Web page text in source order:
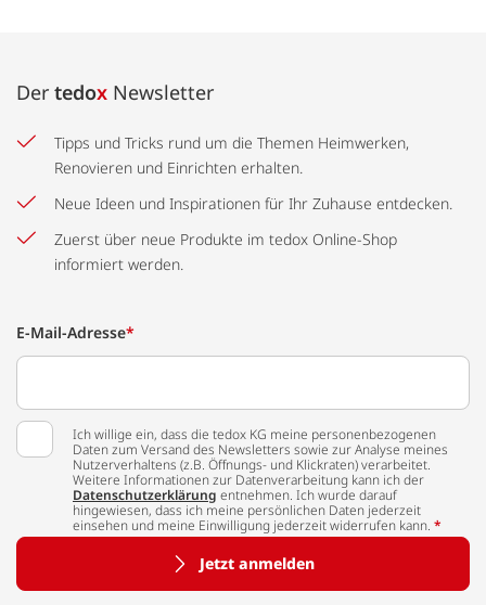
Der tedox Newsletter
Tipps und Tricks rund um die Themen Heimwerken,
Renovieren und Einrichten erhalten.
Neue Ideen und Inspirationen für Ihr Zuhause entdecken.
Zuerst über neue Produkte im tedox Online-Shop
informiert werden.
E-Mail-Adresse*
Ich willige ein, dass die tedox KG meine personenbezogenen
Daten zum Versand des Newsletters sowie zur Analyse meines
Nutzerverhaltens (z.B. Öffnungs- und Klickraten) verarbeitet.
Weitere Informationen zur Datenverarbeitung kann ich der
Datenschutzerklärung entnehmen. Ich wurde darauf
hingewiesen, dass ich meine persönlichen Daten jederzeit
einsehen und meine Einwilligung jederzeit widerrufen kann. *
Jetzt anmelden